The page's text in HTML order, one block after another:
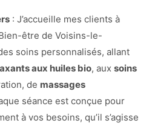
: J’accueille mes clients à
être de Voisins-le-
soins personnalisés, allant
aux huiles bio, aux soins
de massages
séance est conçue pour
à vos besoins, qu’il s’agisse